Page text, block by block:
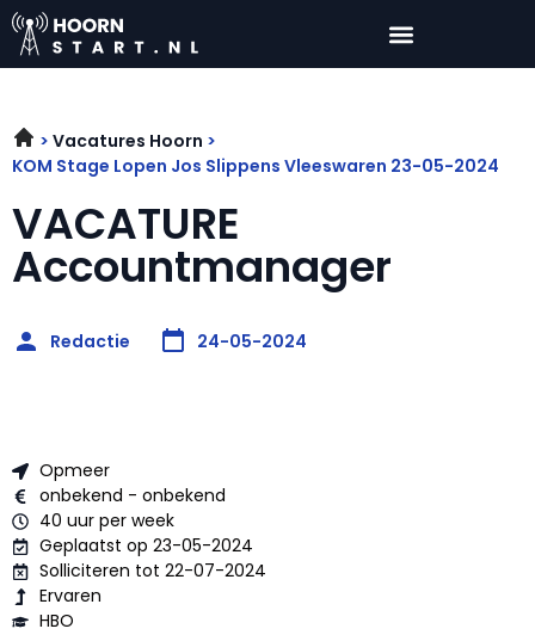
Vacatures Hoorn
KOM Stage Lopen Jos Slippens Vleeswaren 23-05-2024
VACATURE
Accountmanager
Redactie 24-05-2024
Opmeer
onbekend - onbekend
40 uur per week
Geplaatst op 23-05-2024
Solliciteren tot 22-07-2024
Ervaren
HBO